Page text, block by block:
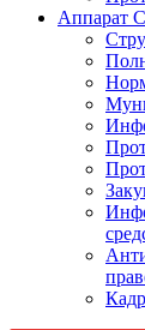
Аппарат